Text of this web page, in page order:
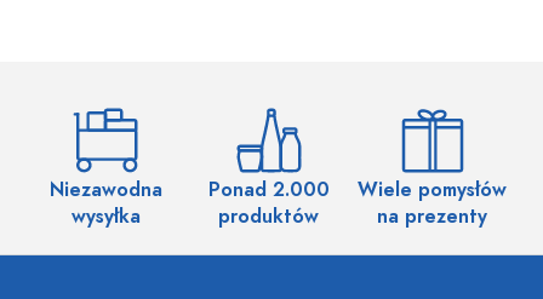
Niezawodna
wysyłka
Ponad 2.000
produktów
Wiele pomysłów
na prezenty